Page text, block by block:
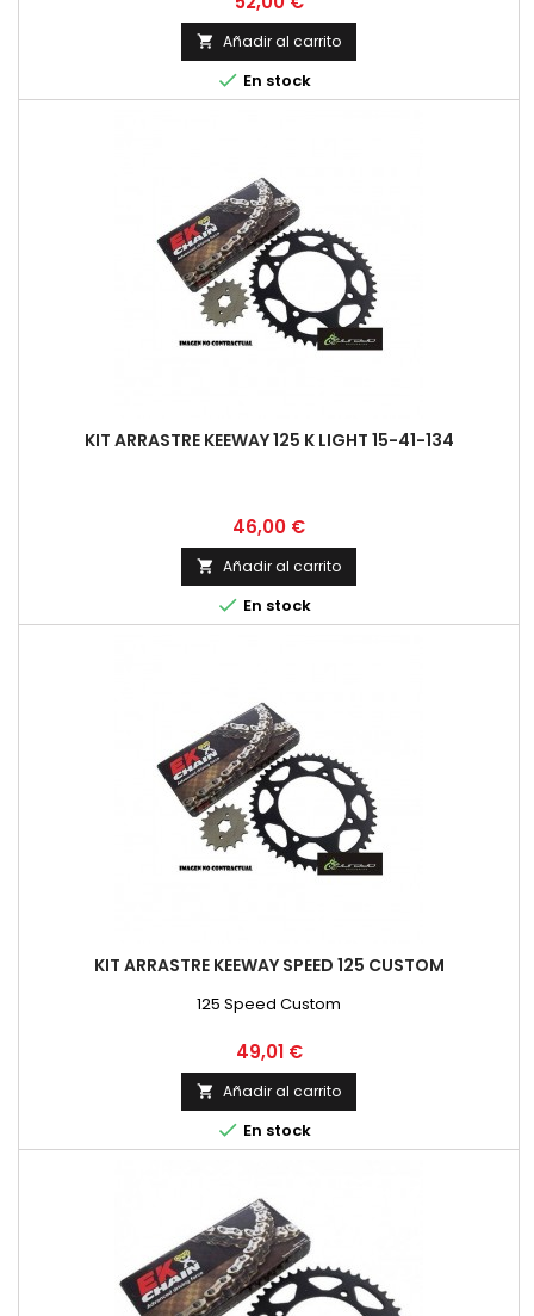
 Añadir al carrito
 En stock
KIT ARRASTRE KEEWAY 125 K LIGHT 15-41-134
Precio
46,00 €
 Añadir al carrito
 En stock
KIT ARRASTRE KEEWAY SPEED 125 CUSTOM
125 Speed Custom
Precio
49,01 €
 Añadir al carrito
 En stock